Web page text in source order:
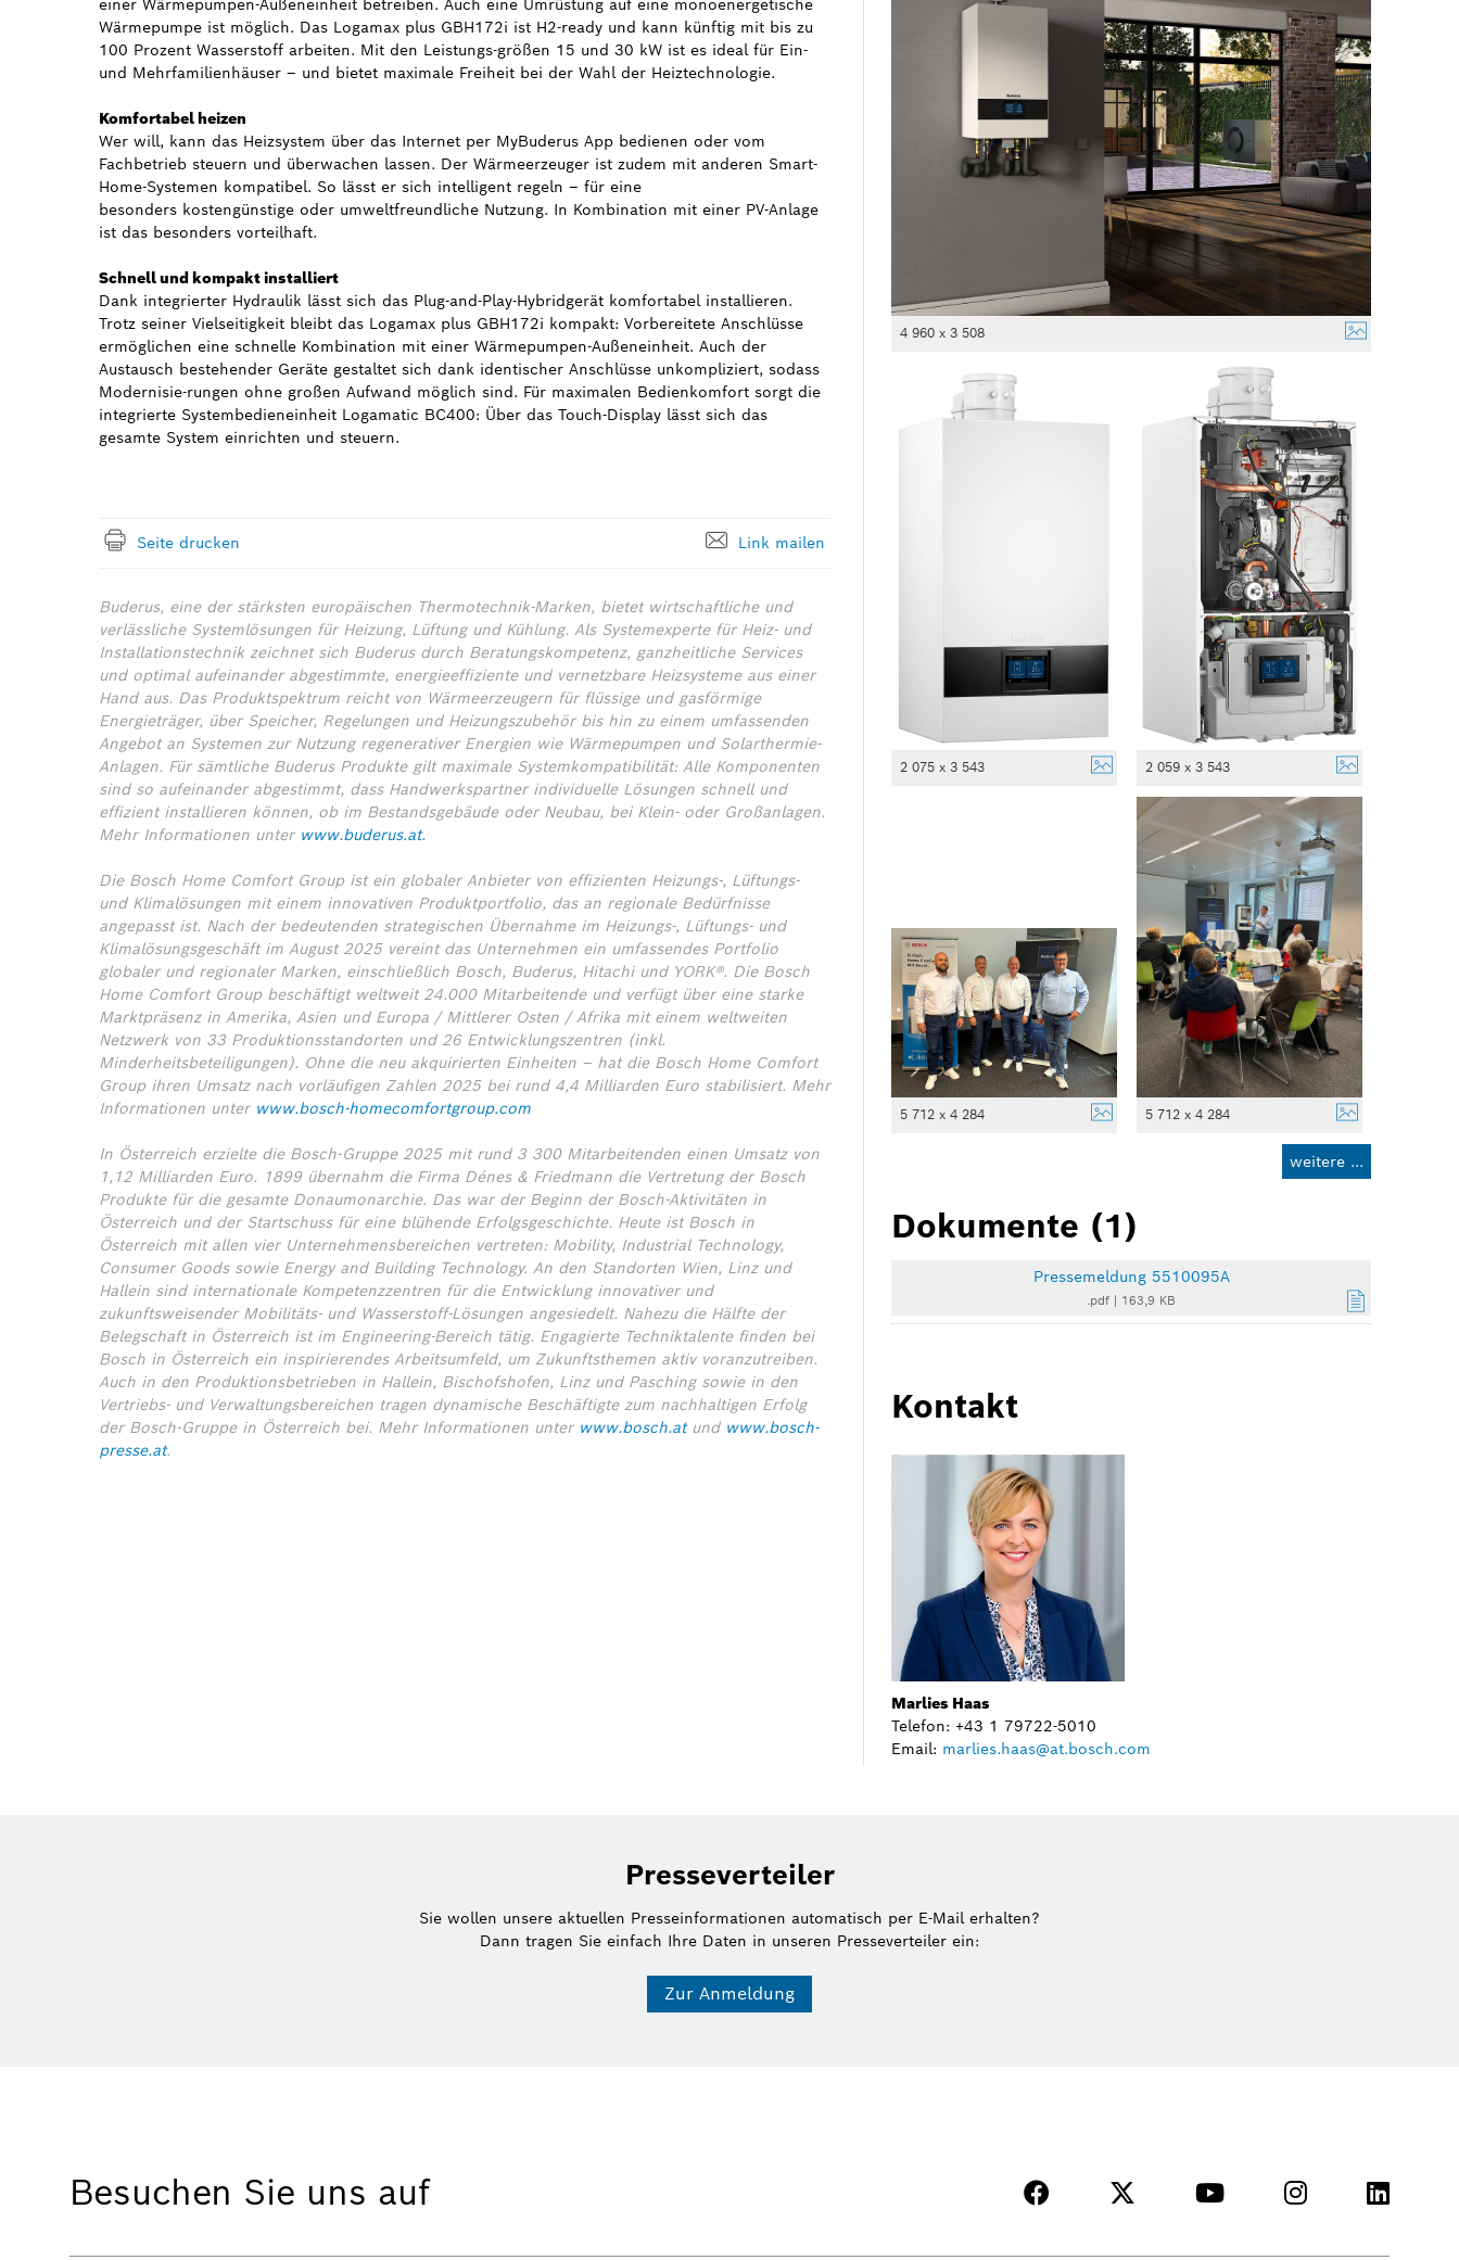
einer Wärmepumpen-Außeneinheit betreiben. Auch eine Umrüstung auf eine monoenergetische
Wärmepumpe ist möglich. Das Logamax plus GBH172i ist H2-ready und kann künftig mit bis zu
100 Prozent Wasserstoff arbeiten. Mit den Leistungs-größen 15 und 30 kW ist es ideal für Ein-
und Mehrfamilienhäuser – und bietet maximale Freiheit bei der Wahl der Heiztechnologie.
Komfortabel heizen
Wer will, kann das Heizsystem über das Internet per MyBuderus App bedienen oder vom
Fachbetrieb steuern und überwachen lassen. Der Wärmeerzeuger ist zudem mit anderen Smart-
Home-Systemen kompatibel. So lässt er sich intelligent regeln – für eine
besonders kostengünstige oder umweltfreundliche Nutzung. In Kombination mit einer PV-Anlage
ist das besonders vorteilhaft.
Schnell und kompakt installiert
Dank integrierter Hydraulik lässt sich das Plug-and-Play-Hybridgerät komfortabel installieren.
Trotz seiner Vielseitigkeit bleibt das Logamax plus GBH172i kompakt: Vorbereitete Anschlüsse
ermöglichen eine schnelle Kombination mit einer Wärmepumpen-Außeneinheit. Auch der
Austausch bestehender Geräte gestaltet sich dank identischer Anschlüsse unkompliziert, sodass
Modernisie-rungen ohne großen Aufwand möglich sind. Für maximalen Bedienkomfort sorgt die
integrierte Systembedieneinheit Logamatic BC400: Über das Touch-Display lässt sich das
gesamte System einrichten und steuern.
Seite drucken Link mailen
Buderus, eine der stärksten europäischen Thermotechnik-Marken, bietet wirtschaftliche und
verlässliche Systemlösungen für Heizung, Lüftung und Kühlung. Als Systemexperte für Heiz- und
Installationstechnik zeichnet sich Buderus durch Beratungskompetenz, ganzheitliche Services
und optimal aufeinander abgestimmte, energieeffiziente und vernetzbare Heizsysteme aus einer
Hand aus. Das Produktspektrum reicht von Wärmeerzeugern für flüssige und gasförmige
Energieträger, über Speicher, Regelungen und Heizungszubehör bis hin zu einem umfassenden
Angebot an Systemen zur Nutzung regenerativer Energien wie Wärmepumpen und Solarthermie-
Anlagen. Für sämtliche Buderus Produkte gilt maximale Systemkompatibilität: Alle Komponenten
sind so aufeinander abgestimmt, dass Handwerkspartner individuelle Lösungen schnell und
effizient installieren können, ob im Bestandsgebäude oder Neubau, bei Klein- oder Großanlagen.
Mehr Informationen unter www.buderus.at.
Die Bosch Home Comfort Group ist ein globaler Anbieter von effizienten Heizungs-, Lüftungs-
und Klimalösungen mit einem innovativen Produktportfolio, das an regionale Bedürfnisse
angepasst ist. Nach der bedeutenden strategischen Übernahme im Heizungs-, Lüftungs- und
Klimalösungsgeschäft im August 2025 vereint das Unternehmen ein umfassendes Portfolio
globaler und regionaler Marken, einschließlich Bosch, Buderus, Hitachi und YORK®. Die Bosch
Home Comfort Group beschäftigt weltweit 24.000 Mitarbeitende und verfügt über eine starke
Marktpräsenz in Amerika, Asien und Europa / Mittlerer Osten / Afrika mit einem weltweiten
Netzwerk von 33 Produktionsstandorten und 26 Entwicklungszentren (inkl.
Minderheitsbeteiligungen). Ohne die neu akquirierten Einheiten – hat die Bosch Home Comfort
Group ihren Umsatz nach vorläufigen Zahlen 2025 bei rund 4,4 Milliarden Euro stabilisiert. Mehr
Informationen unter www.bosch-homecomfortgroup.com
In Österreich erzielte die Bosch-Gruppe 2025 mit rund 3 300 Mitarbeitenden einen Umsatz von
1,12 Milliarden Euro. 1899 übernahm die Firma Dénes & Friedmann die Vertretung der Bosch
Produkte für die gesamte Donaumonarchie. Das war der Beginn der Bosch-Aktivitäten in
Österreich und der Startschuss für eine blühende Erfolgsgeschichte. Heute ist Bosch in
Österreich mit allen vier Unternehmensbereichen vertreten: Mobility, Industrial Technology,
Consumer Goods sowie Energy and Building Technology. An den Standorten Wien, Linz und
Hallein sind internationale Kompetenzzentren für die Entwicklung innovativer und
zukunftsweisender Mobilitäts- und Wasserstoff-Lösungen angesiedelt. Nahezu die Hälfte der
Belegschaft in Österreich ist im Engineering-Bereich tätig. Engagierte Techniktalente finden bei
Bosch in Österreich ein inspirierendes Arbeitsumfeld, um Zukunftsthemen aktiv voranzutreiben.
Auch in den Produktionsbetrieben in Hallein, Bischofshofen, Linz und Pasching sowie in den
Vertriebs- und Verwaltungsbereichen tragen dynamische Beschäftigte zum nachhaltigen Erfolg
der Bosch-Gruppe in Österreich bei. Mehr Informationen unter www.bosch.atund www.bosch-
presse.at.
4 960 x 3 508
2 075 x 3 543 2 059 x 3 543
5 712 x 4 284 5 712 x 4 284
weitere ...
Dokumente (1)
Pressemeldung 5510095A
.pdf | 163,9 KB
Kontakt
Marlies Haas
Telefon: +43 1 79722-5010
Email: marlies.haas@at.bosch.com
Presseverteiler
Sie wollen unsere aktuellen Presseinformationen automatisch per E-Mail erhalten?
Dann tragen Sie einfach Ihre Daten in unseren Presseverteiler ein:
Zur Anmeldung
Besuchen Sie uns auf